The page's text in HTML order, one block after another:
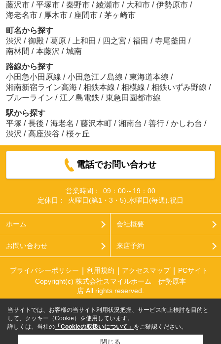
藤沢市 / 平塚市 / 秦野市 / 綾瀬市 / 大和市 / 伊勢原市 /
海老名市 / 厚木市 / 座間市 / 茅ヶ崎市
町名から探す
渋沢 / 御殿 / 葛原 / 上和田 / 四之宮 / 福田 / 寺尾釜田 /
南林間 / 本藤沢 / 城南
路線から探す
小田急小田原線 / 小田急江ノ島線 / 東海道本線 /
湘南新宿ライン高海 / 相鉄本線 / 相模線 / 相鉄いずみ野線 /
ブルーライン / 江ノ島電鉄 / 東急田園都市線
駅から探す
平塚 / 長後 / 海老名 / 藤沢本町 / 湘南台 / 善行 / かしわ台 /
渋沢 / 高座渋谷 / 桜ヶ丘
電話でお問い合わせ
営業時間：
09：00～19：00
定休日：
火曜日(第1・3・5).水曜日(毎週).祝日
ホーム 会社概要
お問い合わせ 来店予約
プライバシーポリシー 利用規約 アクセスマップ
PCサイト
Copyright(c) 株式会社スマイルホーム 伊勢原本
店 All rights reserved.
当サイトでは、お客様の当サイト利用状況把握、サービス向上検討を目的と
して、クッキー（Cookie）を使用しています。
詳しくは、当社の 「Cookieの取扱いについて」 をご確認ください。
閉じる